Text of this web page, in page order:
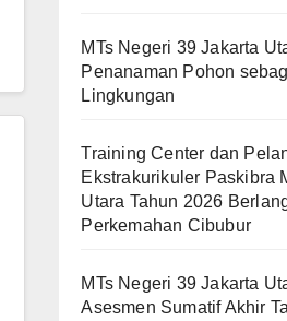
MTs Negeri 39 Jakarta
Penanaman Pohon
Lingkungan
Training Center dan
Ekstrakurikuler Paskibra
Utara Tahun 2026
Perkemahan Cibubur
MTs Negeri 39 Jakarta
Asesmen Sumatif Akhir